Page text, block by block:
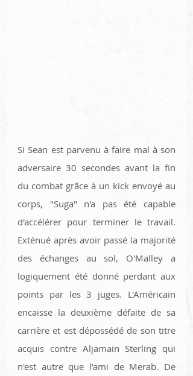
Si Sean est parvenu à faire mal à son
adversaire 30 secondes avant la fin
du combat grâce à un kick envoyé au
corps, "Suga" n'a pas été capable
d'accélérer pour terminer le travail.
Exténué après avoir passé la majorité
des échanges au sol, O'Malley a
logiquement été donné perdant aux
points par les 3 juges. L'Américain
encaisse la deuxième défaite de sa
carrière et est dépossédé de son titre
acquis contre Aljamain Sterling qui
n'est autre que l'ami de Merab. De